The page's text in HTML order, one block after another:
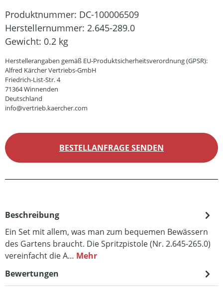
Produktnummer: DC-100006509
Herstellernummer: 2.645-289.0
Gewicht: 0.2 kg
Herstellerangaben gemäß EU-Produktsicherheitsverordnung (GPSR):
Alfred Kärcher Vertriebs-GmbH
Friedrich-List-Str. 4
71364 Winnenden
Deutschland
info@vertrieb.kaercher.com
BESTELLANFRAGE SENDEN
Beschreibung
Ein Set mit allem, was man zum bequemen Bewässern
des Gartens braucht. Die Spritzpistole (Nr. 2.645-265.0)
vereinfacht die A… Mehr
Bewertungen